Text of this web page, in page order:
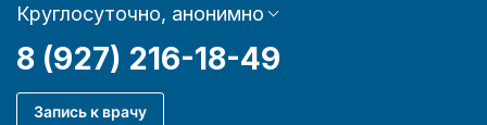
Круглосуточно, анонимно
8 (927) 216-18-49
Запись к врачу